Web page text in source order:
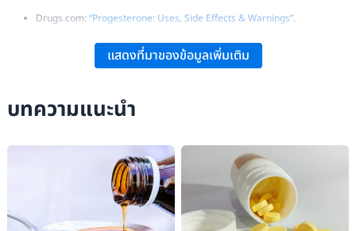
Drugs.com: “Progesterone: Uses, Side Effects & Warnings”.
“Progesterone – Overview and Medical Uses”
แสดงที่มาของข้อมูลเพิ่มเติม
บทความแนะนำ